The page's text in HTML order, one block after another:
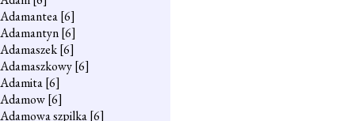
Adamantea[6]
Adamantyn[6]
Adamaszek[6]
Adamaszkowy[6]
Adamita[6]
Adamow[6]
Adamowa szpilka[6]